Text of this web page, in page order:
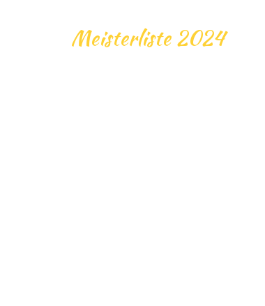
Meisterliste 2024